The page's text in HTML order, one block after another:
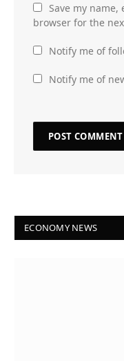
Save my
browser for the
Notify me of
Notify me of
ECONOMY NEWS